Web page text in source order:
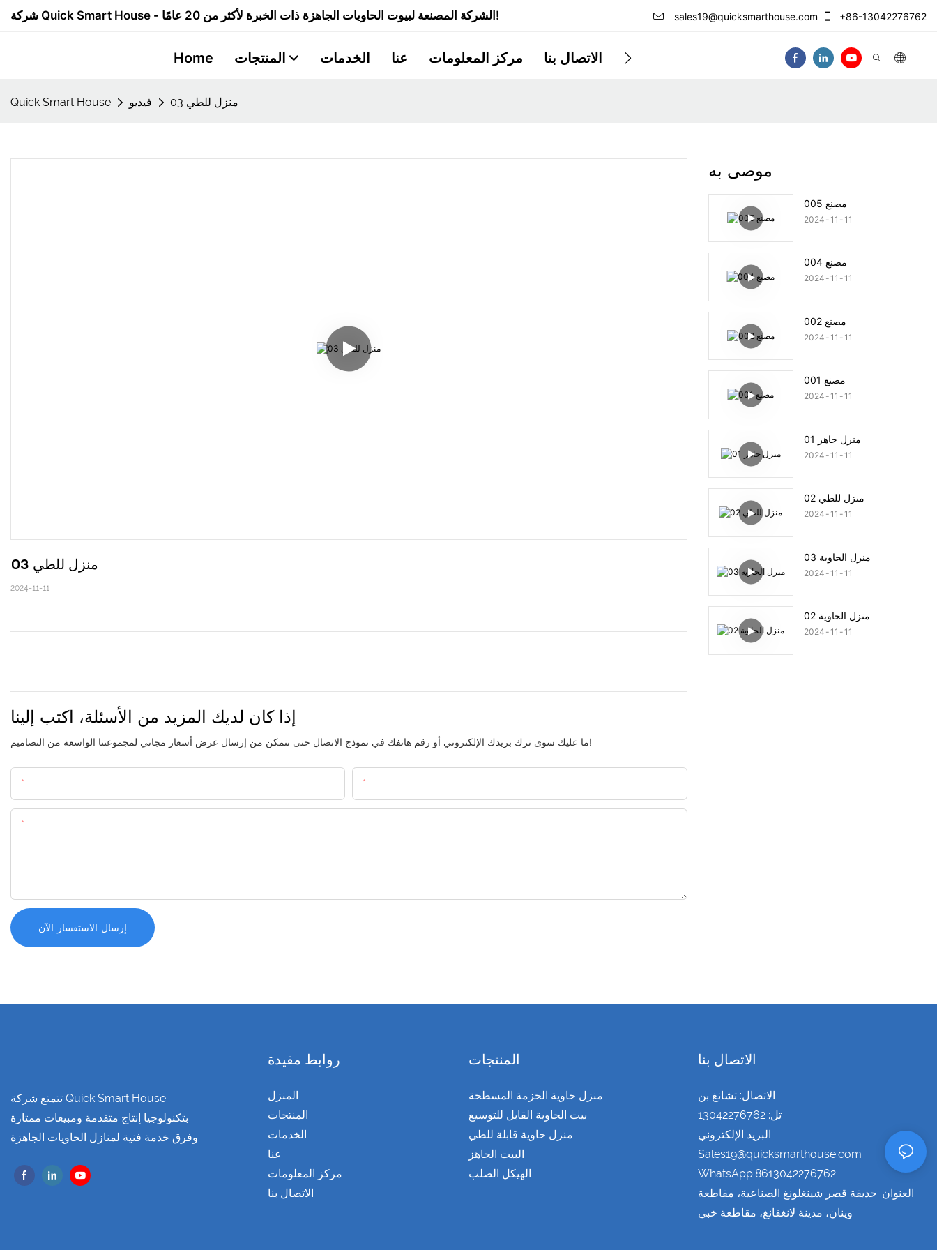
شركة Quick Smart House - الشركة المصنعة لبيوت الحاويات الجاهزة ذات الخبرة لأكثر من 20 عامًا! sales19@quicksmarthouse.com +86-13042276762
Home المنتجات الخدمات عنا مركز المعلومات الاتصال بنا فيديو
Quick Smart House فيديو منزل للطي 03
منزل للطي 03
2024-11-11
إذا كان لديك المزيد من الأسئلة، اكتب إلينا
ما عليك سوى ترك بريدك الإلكتروني أو رقم هاتفك في نموذج الاتصال حتى نتمكن من إرسال عرض أسعار مجاني لمجموعتنا الواسعة من التصاميم!
إرسال الاستفسار الآن
موصى به
مصنع 005
2024 11 11
مصنع 004
2024 11 11
مصنع 002
2024 11 11
مصنع 001
2024 11 11
منزل جاهز 01
2024 11 11
منزل للطي 02
2024 11 11
منزل الحاوية 03
2024 11 11
منزل الحاوية 02
2024 11 11
تتمتع شركة Quick Smart House
بتكنولوجيا إنتاج متقدمة ومبيعات ممتازة
وفرق خدمة فنية لمنازل الحاويات الجاهزة.
روابط مفيدة
المنزل
المنتجات
الخدمات
عنا
مركز المعلومات
الاتصال بنا
المنتجات
منزل حاوية الحزمة المسطحة
بيت الحاوية القابل للتوسيع
منزل حاوية قابلة للطي
البيت الجاهز
الهيكل الصلب
الاتصال بنا
الاتصال: تشانغ بن
تل: 13042276762
البريد الإلكتروني:
Sales19@quicksmarthouse.com
WhatsApp:8613042276762
العنوان: حديقة قصر شينغلونغ الصناعية، مقاطعة
وينان، مدينة لانغفانغ، مقاطعة خبي